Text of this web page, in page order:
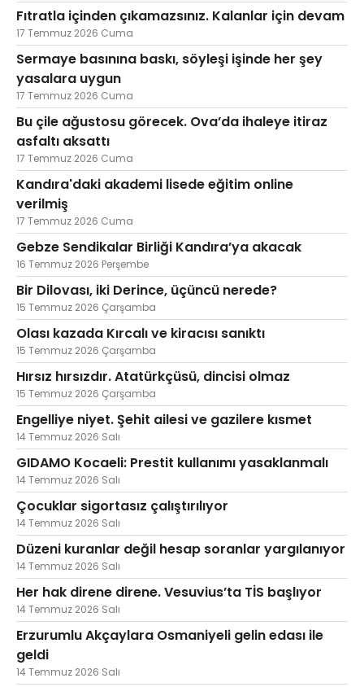
Fıtratla içinden çıkamazsınız. Kalanlar için devam
17 Temmuz 2026 Cuma
Sermaye basınına baskı, söyleşi işinde her şey
yasalara uygun
17 Temmuz 2026 Cuma
Bu çile ağustosu görecek. Ova’da ihaleye itiraz
asfaltı aksattı
17 Temmuz 2026 Cuma
Kandıra'daki akademi lisede eğitim online
verilmiş
17 Temmuz 2026 Cuma
Gebze Sendikalar Birliği Kandıra’ya akacak
16 Temmuz 2026 Perşembe
Bir Dilovası, iki Derince, üçüncü nerede?
15 Temmuz 2026 Çarşamba
Olası kazada Kırcalı ve kiracısı sanıktı
15 Temmuz 2026 Çarşamba
Hırsız hırsızdır. Atatürkçüsü, dincisi olmaz
15 Temmuz 2026 Çarşamba
Engelliye niyet. Şehit ailesi ve gazilere kısmet
14 Temmuz 2026 Salı
GIDAMO Kocaeli: Prestit kullanımı yasaklanmalı
14 Temmuz 2026 Salı
Çocuklar sigortasız çalıştırılıyor
14 Temmuz 2026 Salı
Düzeni kuranlar değil hesap soranlar yargılanıyor
14 Temmuz 2026 Salı
Her hak direne direne. Vesuvius’ta TİS başlıyor
14 Temmuz 2026 Salı
Erzurumlu Akçaylara Osmaniyeli gelin edası ile
geldi
14 Temmuz 2026 Salı